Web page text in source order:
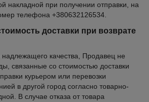
накладной при получении отправки, на
телефона +380632126534.
доставки при возврате
надлежащего качества, Продавец не
связанные со стоимостью доставки
курьером или перевозки
в другой город согласно товарно-
В случае отказа от товара